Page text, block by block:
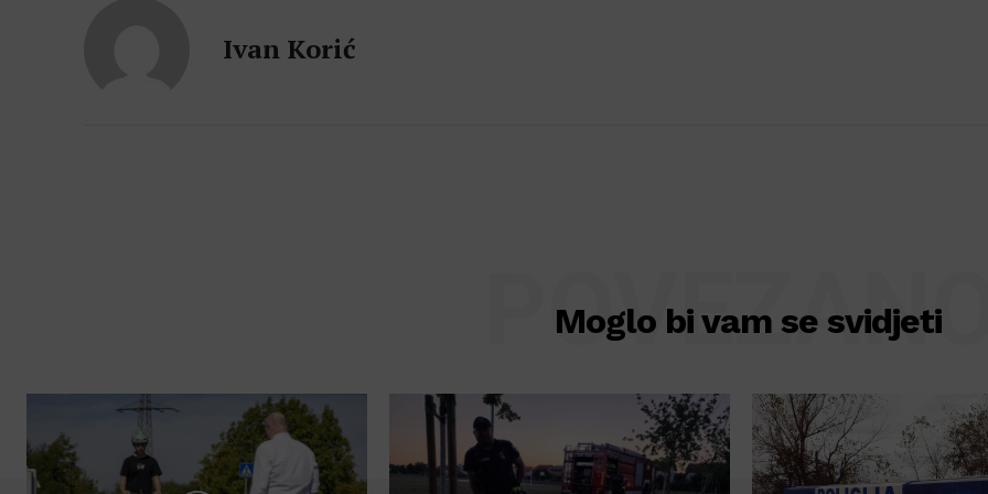
Ivan Korić
Moglo bi vam se svidjeti